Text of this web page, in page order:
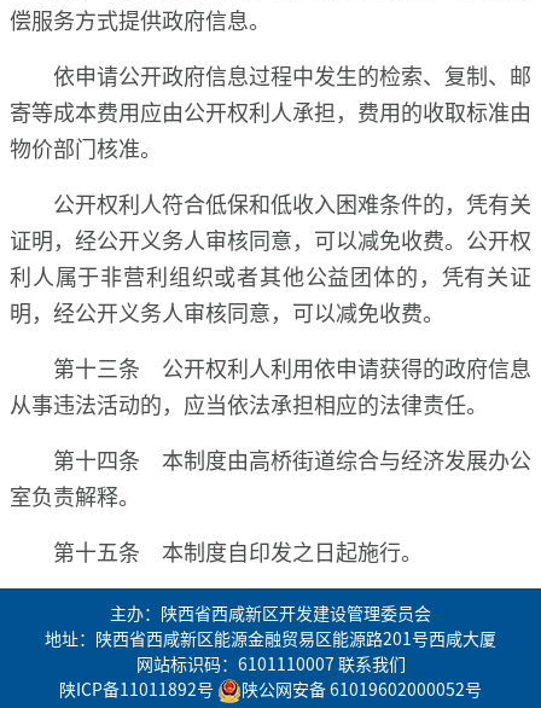
偿服务方式提供政府信息。
依申请公开政府信息过程中发生的检索、复制、邮
寄等成本费用应由公开权利人承担，费用的收取标准由
物价部门核准。
公开权利人符合低保和低收入困难条件的，凭有关
证明，经公开义务人审核同意，可以减免收费。公开权
利人属于非营利组织或者其他公益团体的，凭有关证
明，经公开义务人审核同意，可以减免收费。
第十三条 公开权利人利用依申请获得的政府信息
从事违法活动的，应当依法承担相应的法律责任。
第十四条 本制度由高桥街道综合与经济发展办公
室负责解释。
第十五条 本制度自印发之日起施行。
主办：陕西省西咸新区开发建设管理委员会
地址：陕西省西咸新区能源金融贸易区能源路201号西咸大厦
网站标识码：6101110007 联系我们
陕ICP备11011892号
陕公网安备 61019602000052号